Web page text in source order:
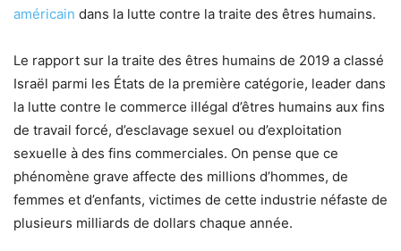
américain dans la lutte contre la traite des êtres humains.
Le rapport sur la traite des êtres humains de 2019 a classé
Israël parmi les États de la première catégorie, leader dans
la lutte contre le commerce illégal d’êtres humains aux fins
de travail forcé, d’esclavage sexuel ou d’exploitation
sexuelle à des fins commerciales. On pense que ce
phénomène grave affecte des millions d’hommes, de
femmes et d’enfants, victimes de cette industrie néfaste de
plusieurs milliards de dollars chaque année.